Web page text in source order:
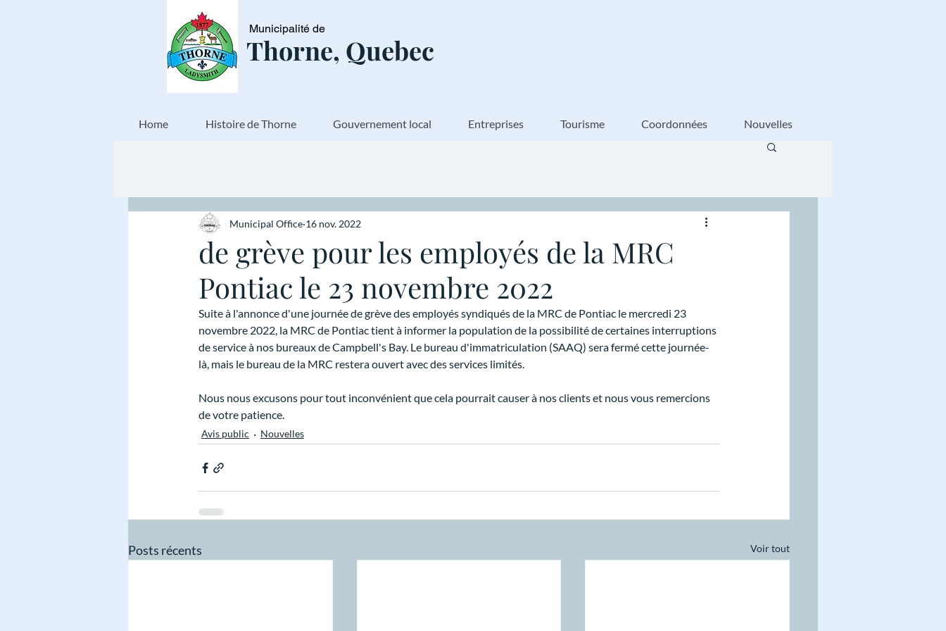
Municipalité de
Thorne, Quebec
Home Histoire de Thorne Gouvernement local Entreprises Tourisme Coordonnées Nouvelles
de grève pour les employés de la MRC
Pontiac le 23 novembre 2022
Municipal Office 16 nov. 2022
Suite à l'annonce d'une journée de grève des employés syndiqués de la MRC de Pontiac le mercredi 23
novembre 2022, la MRC de Pontiac tient à informer la population de la possibilité de certaines interruptions
de service à nos bureaux de Campbell's Bay. Le bureau d'immatriculation (SAAQ) sera fermé cette journée-
là, mais le bureau de la MRC restera ouvert avec des services limités.
Nous nous excusons pour tout inconvénient que cela pourrait causer à nos clients et nous vous remercions
de votre patience.
Avis public Nouvelles
Posts récents Voir tout